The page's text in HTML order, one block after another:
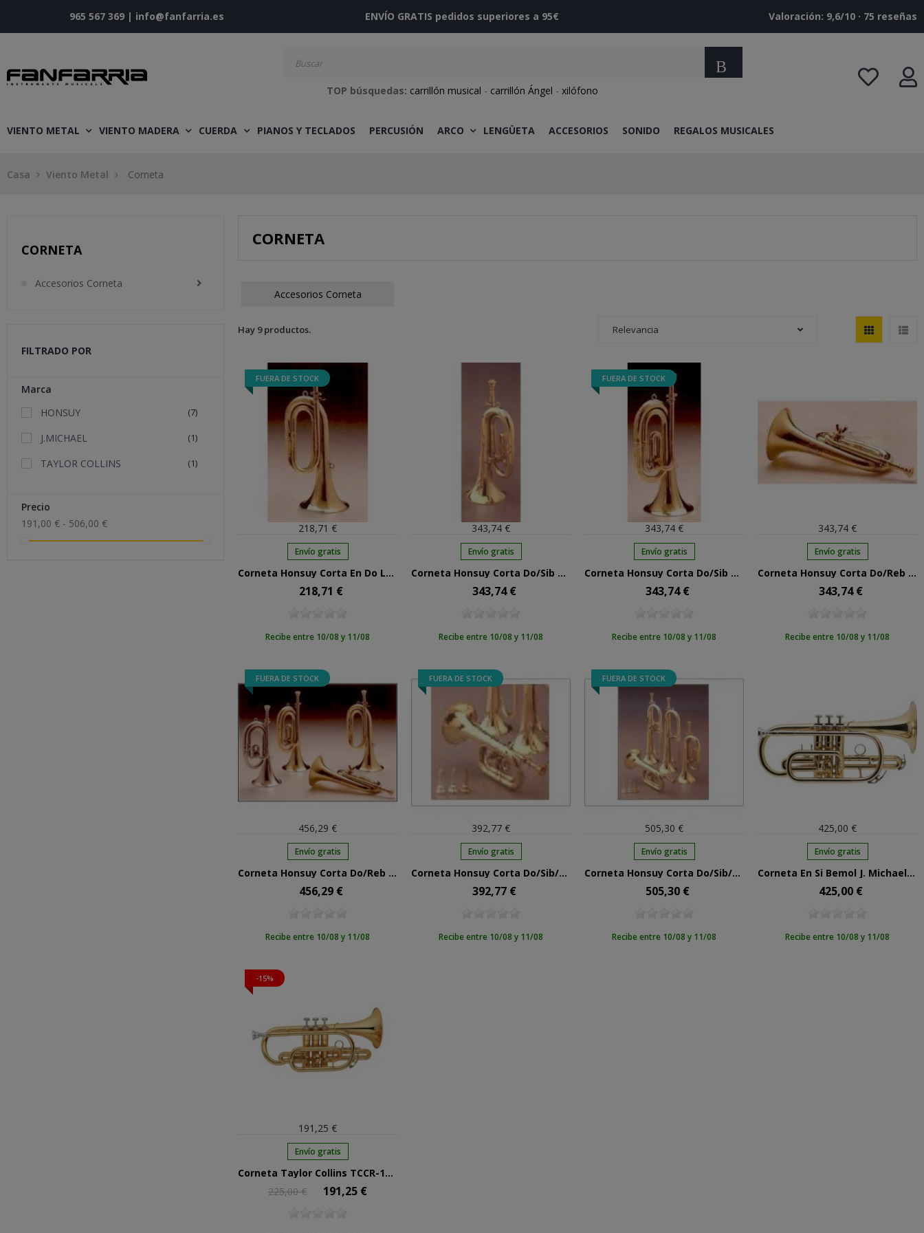
965 567 369 | info@fanfarria.es ENVÍO GRATIS pedidos superiores a 95€ Valoración: 9,6/10 · ‎75 reseñas
Buscar
TOP búsquedas: carrillón musical - carrillón Ángel - xilófono
VIENTO METAL VIENTO MADERA CUERDA PIANOS Y TECLADOS PERCUSIÓN ARCO LENGÜETA ACCESORIOS SONIDO REGALOS MUSICALES
Casa Viento Metal Corneta
CORNETA
Accesorios Corneta
FILTRADO POR
Marca
HONSUY
(7)
J.MICHAEL (1)
TAYLOR COLLINS (1)
Precio
191,00 € - 506,00 €
CORNETA
Accesorios Corneta
Hay 9 productos. Relevancia
FUERA DE STOCK
218,71 €
Envío gratis
Corneta Honsuy Corta En Do Latón 70100
Precio
218,71 €
Recibe entre 10/08 y 11/08
343,74 €
Envío gratis
Corneta Honsuy Corta Do/Sib Pistón Laton 70600
Precio
343,74 €
Recibe entre 10/08 y 11/08
FUERA DE STOCK
343,74 €
Envío gratis
Corneta Honsuy Corta Do/Sib Mariposa Latón 70200
Precio
343,74 €
Recibe entre 10/08 y 11/08
343,74 €
Envío gratis
Corneta Honsuy Corta Do/Reb Mariposa Latón 70300
Precio
343,74 €
Recibe entre 10/08 y 11/08
FUERA DE STOCK
456,29 €
Envío gratis
Corneta Honsuy Corta Do/Reb Mariposa Plateada 72300
Precio
456,29 €
Recibe entre 10/08 y 11/08
FUERA DE STOCK
392,77 €
Envío gratis
Corneta Honsuy Corta Do/Sib/Reb 2 Pistones Latón 70750
Precio
392,77 €
Recibe entre 10/08 y 11/08
FUERA DE STOCK
505,30 €
Envío gratis
Corneta Honsuy Corta Do/Sib/Reb 2 Pistones Plateada 72750
Precio
505,30 €
Recibe entre 10/08 y 11/08
425,00 €
Envío gratis
Corneta En Si Bemol J. Michael Ct420
Precio
425,00 €
Recibe entre 10/08 y 11/08
-15%
191,25 €
Envío gratis
Corneta Taylor Collins TCCR-100 Lacada en Sib
Precio
225,00 € Precio
191,25 €